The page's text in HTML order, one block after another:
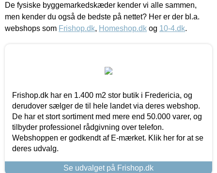
De fysiske byggemarkedskæder kender vi alle sammen,
men kender du også de bedste på nettet? Her er der bl.a.
webshops som Frishop.dk, Homeshop.dk og 10-4.dk.
Frishop.dk har en 1.400 m2 stor butik i Fredericia, og
derudover sælger de til hele landet via deres webshop.
De har et stort sortiment med mere end 50.000 varer, og
tilbyder professionel rådgivning over telefon.
Webshoppen er godkendt af E-mærket. Klik her for at se
deres udvalg.
Se udvalget på Frishop.dk